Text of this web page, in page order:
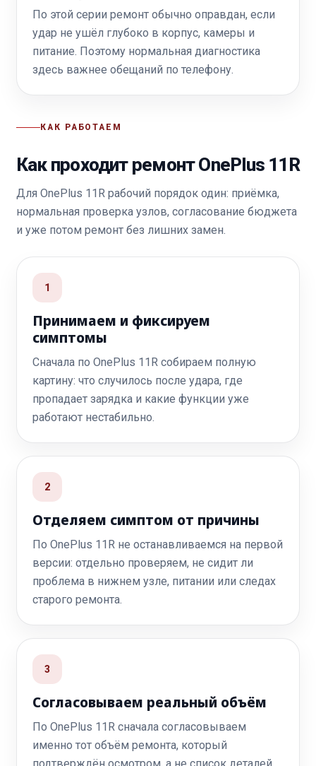
По этой серии ремонт обычно оправдан, если
удар не ушёл глубоко в корпус, камеры и
питание. Поэтому нормальная диагностика
здесь важнее обещаний по телефону.
КАК РАБОТАЕМ
Как проходит ремонт OnePlus 11R
Для OnePlus 11R рабочий порядок один: приёмка,
нормальная проверка узлов, согласование бюджета
и уже потом ремонт без лишних замен.
1
Принимаем и фиксируем
симптомы
Сначала по OnePlus 11R собираем полную
картину: что случилось после удара, где
пропадает зарядка и какие функции уже
работают нестабильно.
2
Отделяем симптом от причины
По OnePlus 11R не останавливаемся на первой
версии: отдельно проверяем, не сидит ли
проблема в нижнем узле, питании или следах
старого ремонта.
3
Согласовываем реальный объём
По OnePlus 11R сначала согласовываем
именно тот объём ремонта, который